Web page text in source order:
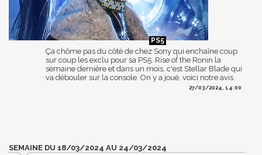
Ça chôme pas du côté de chez Sony qui enchaîne coup
sur coup les exclu pour sa PS5. Rise of the Ronin la
semaine dernière et dans un mois, c'est Stellar Blade qui
va débouler sur la console. On y a joué, voici notre avis.
27/03/2024, 14:00
SEMAINE DU 18/03/2024 AU 24/03/2024